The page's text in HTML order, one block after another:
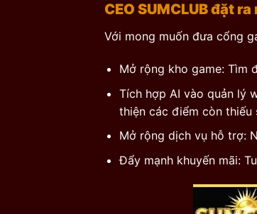
CEO SUMCLUB đặt
Với mong muốn đưa cổng
Mở rộng kho game: Tìm
Tích hợp AI vào quản lý
thiện các điểm còn
Mở rộng dịch vụ hỗ trợ:
Đẩy mạnh khuyến mãi: